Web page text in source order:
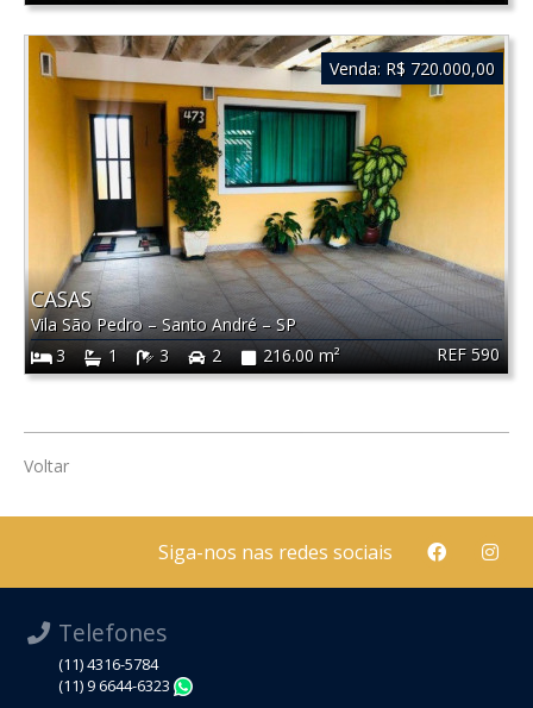
REF 590
CASAS
Vila São Pedro–Santo André–SP
3
1 3 2 216.00 m²
Venda: R$ 720.000,00
Voltar
Siga-nos nas redes sociais
Telefones
(11) 4316-5784
(11) 9 6644-6323